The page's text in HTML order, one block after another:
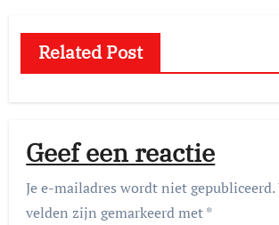
Related Post
Geef een reactie
Je e-mailadres wordt niet gepubliceerd.
velden zijn gemarkeerd met*